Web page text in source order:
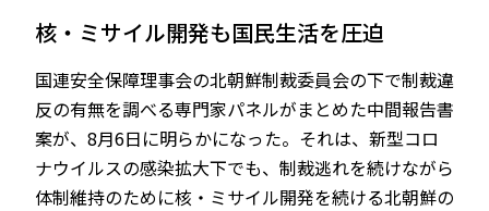
核・ミサイル開発も国民生活を圧迫
国連安全保障理事会の北朝鮮制裁委員会の下で制裁違
反の有無を調べる専門家パネルがまとめた中間報告書
案が、8月6日に明らかになった。それは、新型コロ
ナウイルスの感染拡大下でも、制裁逃れを続けながら
体制維持のために核・ミサイル開発を続ける北朝鮮の